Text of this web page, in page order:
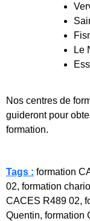
Le
Nos centres de
guideront pour
formation.
Tags : formation
02, formation
CACES R489 02,
Quentin, formation